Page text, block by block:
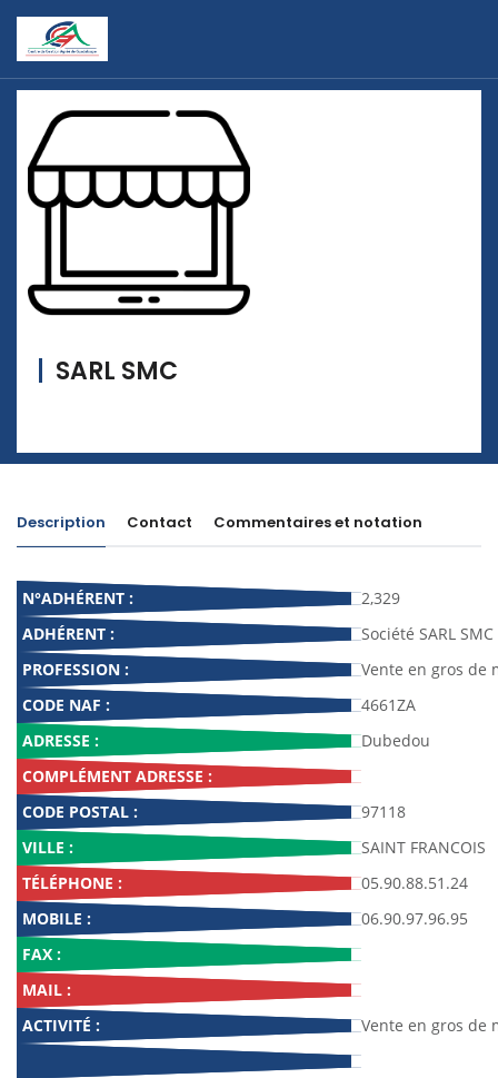
SARL SMC
Description Contact Commentaires et notation
N°ADHÉRENT :
2,329
ADHÉRENT :
Société SARL
PROFESSION :
Vente en gros de
CODE NAF :
4661ZA
ADRESSE :
Dubedou
COMPLÉMENT ADRESSE :
CODE POSTAL :
97118
VILLE :
SAINT FRANCOIS
TÉLÉPHONE :
05.90.88.51.24
MOBILE :
06.90.97.96.95
FAX :
MAIL :
ACTIVITÉ :
Vente en gros de